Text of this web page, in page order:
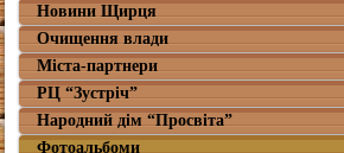
Новини Щирця
Очищення влади
Міста-партнери
РЦ “Зустріч”
Народний дім “Просвіта”
Фотоальбоми